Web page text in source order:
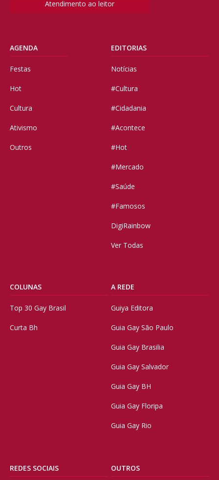
Atendimento ao leitor
AGENDA
Festas
Hot
Cultura
Ativismo
Outros
EDITORIAS
Notícias
#Cultura
#Cidadania
#Acontece
#Hot
#Mercado
#Saúde
#Famosos
DigiRainbow
Ver Todas
COLUNAS
Top 30 Gay Brasil
Curta Bh
A REDE
Guiya Editora
Guia Gay São Paulo
Guia Gay Brasilia
Guia Gay Salvador
Guia Gay BH
Guia Gay Floripa
Guia Gay Rio
REDES SOCIAIS OUTROS